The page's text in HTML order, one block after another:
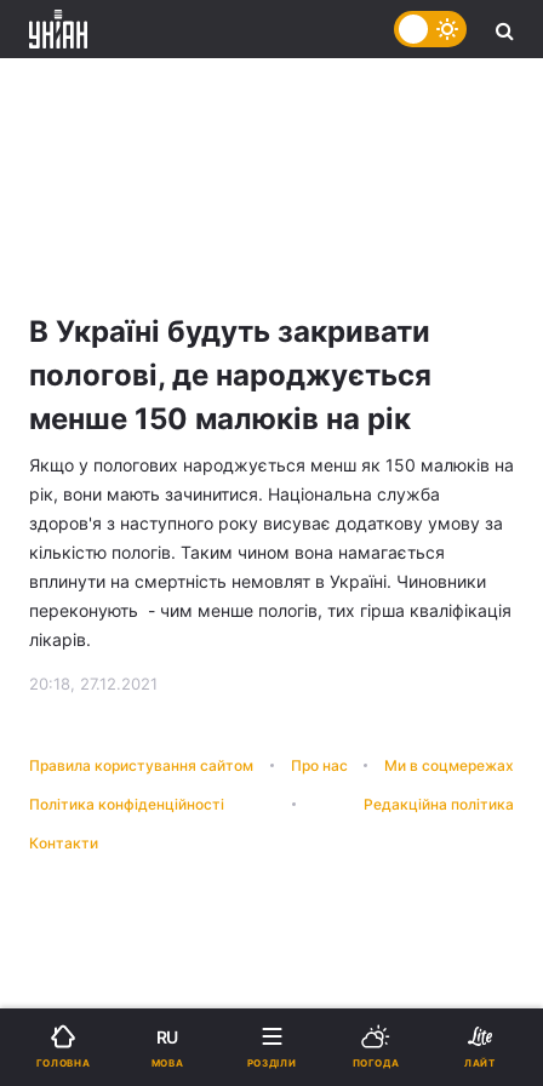
В Україні будуть закривати
пологові, де народжується
менше 150 малюків на рік
Якщо у пологових народжується менш як 150 малюків на
рік, вони мають зачинитися. Національна служба
здоров'я з наступного року висуває додаткову умову за
кількістю пологів. Таким чином вона намагається
вплинути на смертність немовлят в Україні. Чиновники
переконують - чим менше пологів, тих гірша кваліфікація
лікарів.
20:18, 27.12.2021
Правила користування сайтом Про нас Ми в соцмережах
Політика конфіденційності Редакційна політика
Контакти
ГОЛОВНА
RU
МОВА РОЗДІЛИ ПОГОДА ЛАЙТ